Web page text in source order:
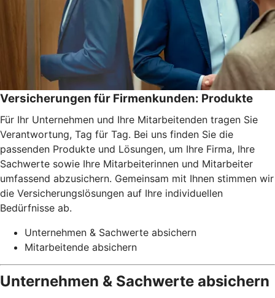
Versicherungen für Firmenkunden: Produkte
Für Ihr Unternehmen und Ihre Mitarbeitenden tragen Sie
Verantwortung, Tag für Tag. Bei uns finden Sie die
passenden Produkte und Lösungen, um Ihre Firma, Ihre
Sachwerte sowie Ihre Mitarbeiterinnen und Mitarbeiter
umfassend abzusichern. Gemeinsam mit Ihnen stimmen wir
die Versicherungslösungen auf Ihre individuellen
Bedürfnisse ab.
Unternehmen & Sachwerte absichern
Mitarbeitende absichern
Unternehmen & Sachwerte absichern